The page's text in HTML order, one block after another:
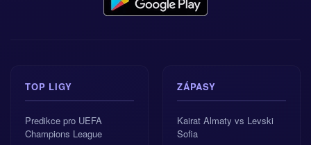
TOP LIGY
Predikce pro UEFA
Champions League
ZÁPASY
Kairat Almaty vs Levski
Sofia